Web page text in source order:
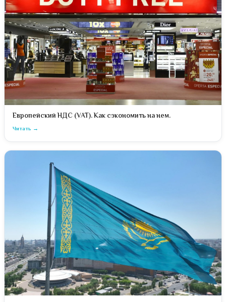
Европейский НДС (VAT). Как сэкономить на нем.
Читать